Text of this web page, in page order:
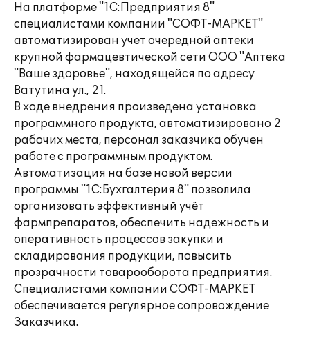
На платформе "1С:Предприятия 8"
специалистами компании "СОФТ-МАРКЕТ"
автоматизирован учет очередной аптеки
крупной фармацевтической сети ООО "Аптека
"Ваше здоровье", находящейся по адресу
Ватутина ул., 21.
В ходе внедрения произведена установка
программного продукта, автоматизировано 2
рабочих места, персонал заказчика обучен
работе с программным продуктом.
Автоматизация на базе новой версии
программы "1С:Бухгалтерия 8" позволила
организовать эффективный учёт
фармпрепаратов, обеспечить надежность и
оперативность процессов закупки и
складирования продукции, повысить
прозрачности товарооборота предприятия.
Специалистами компании СОФТ-МАРКЕТ
обеспечивается регулярное сопровождение
Заказчика.